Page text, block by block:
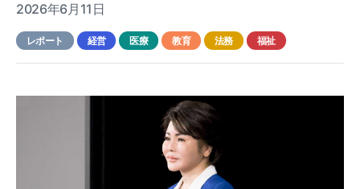
2026年6月11日
レポート 経営 医療 教育 法務 福祉